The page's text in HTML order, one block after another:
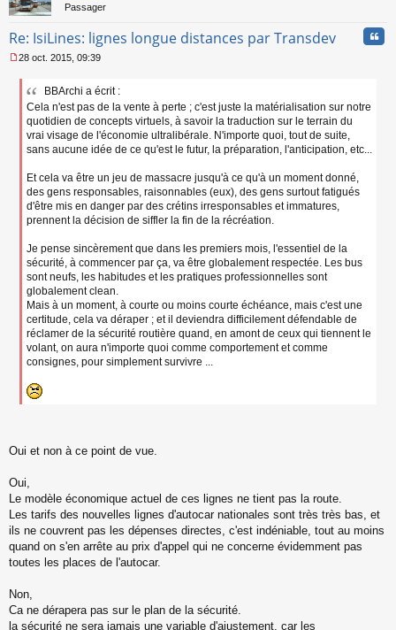
Passager
Re: IsiLines: lignes longue distances par Transdev
e
28 oct. 2015, 09:39
BBArchi a écrit :
Cela n'est pas de la vente à perte ; c'est juste la matérialisation sur notre
quotidien de concepts virtuels, à savoir la traduction sur le terrain du
vrai visage de l'économie ultralibérale. N'importe quoi, tout de suite,
sans aucune idée de ce qu'est le futur, la préparation, l'anticipation, etc...
Et cela va être un jeu de massacre jusqu'à ce qu'à un moment donné,
des gens responsables, raisonnables (eux), des gens surtout fatigués
d'être mis en danger par des crétins irresponsables et immatures,
prennent la décision de siffler la fin de la récréation.
Je pense sincèrement que dans les premiers mois, l'essentiel de la
sécurité, à commencer par ça, va être globalement respectée. Les bus
sont neufs, les habitudes et les pratiques professionnelles sont
globalement clean.
Mais à un moment, à courte ou moins courte échéance, mais c'est une
certitude, cela va déraper ; et il deviendra difficilement défendable de
réclamer de la sécurité routière quand, en amont de ceux qui tiennent le
volant, on aura n'importe quoi comme comportement et comme
consignes, pour simplement survivre ...
Oui et non à ce point de vue.
Oui,
Le modèle économique actuel de ces lignes ne tient pas la route.
Les tarifs des nouvelles lignes d'autocar nationales sont très très bas, et
ils ne couvrent pas les dépenses directes, c'est indéniable, tout au moins
quand on s'en arrête au prix d'appel qui ne concerne évidemment pas
toutes les places de l'autocar.
Non,
Ca ne dérapera pas sur le plan de la sécurité.
la sécurité ne sera jamais une variable d'ajustement, car les